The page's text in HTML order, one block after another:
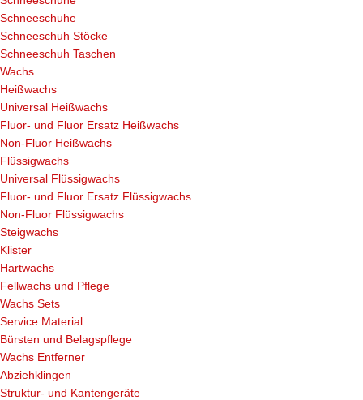
Schneeschuhe
Schneeschuh Stöcke
Schneeschuh Taschen
Wachs
Heißwachs
Universal Heißwachs
Fluor- und Fluor Ersatz Heißwachs
Non-Fluor Heißwachs
Flüssigwachs
Universal Flüssigwachs
Fluor- und Fluor Ersatz Flüssigwachs
Non-Fluor Flüssigwachs
Steigwachs
Klister
Hartwachs
Fellwachs und Pflege
Wachs Sets
Service Material
Bürsten und Belagspflege
Wachs Entferner
Abziehklingen
Struktur- und Kantengeräte